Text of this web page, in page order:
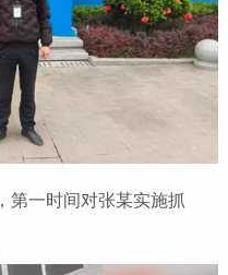
一时间对张某实施抓